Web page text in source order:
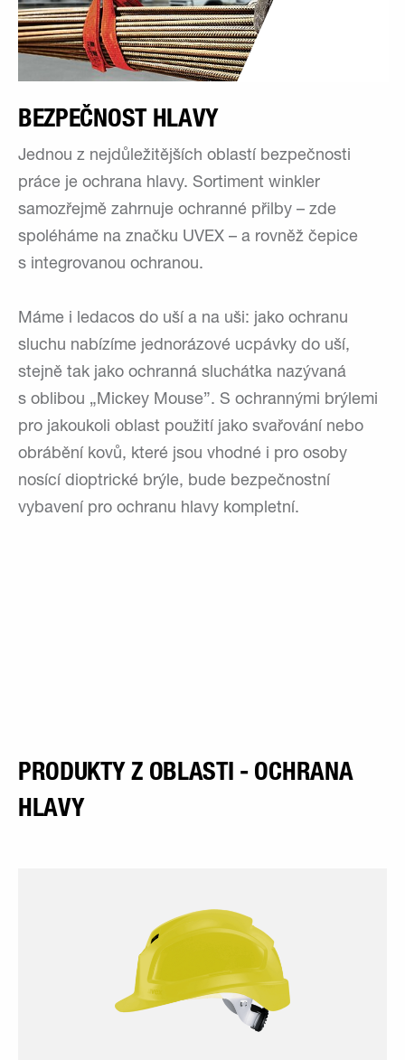
BEZPEČNOST HLAVY
Jednou z nejdůležitějších oblastí bezpečnosti
práce je ochrana hlavy. Sortiment winkler
samozřejmě zahrnuje ochranné přilby – zde
spoléháme na značku UVEX – a rovněž čepice
s integrovanou ochranou.
Máme i ledacos do uší a na uši: jako ochranu
sluchu nabízíme jednorázové ucpávky do uší,
stejně tak jako ochranná sluchátka nazývaná
s oblibou „Mickey Mouse”. S ochrannými brýlemi
pro jakoukoli oblast použití jako svařování nebo
obrábění kovů, které jsou vhodné i pro osoby
nosící dioptrické brýle, bude bezpečnostní
vybavení pro ochranu hlavy kompletní.
PRODUKTY Z OBLASTI - OCHRANA
HLAVY